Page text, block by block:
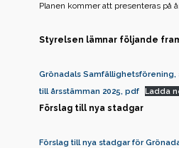
Planen kommer att presenteras på
Styrelsen lämnar följande
Grönadals
till årsstämman 2025, pdf Ladda
Förslag till nya stadgar
Förslag till nya stadgar för